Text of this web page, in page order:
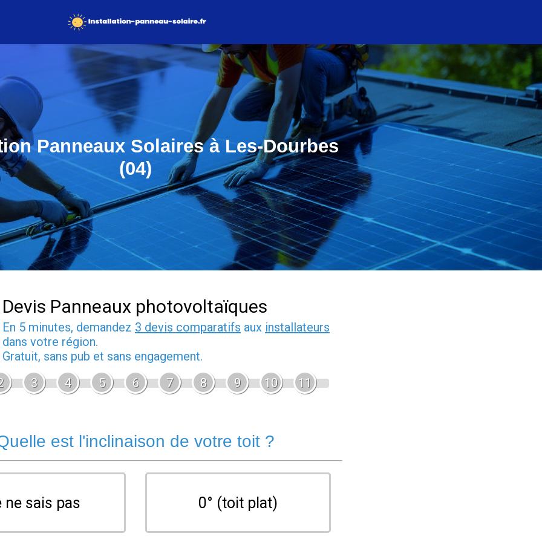
Panneaux Solaires à Les-Dourbes
(04)
Devis Panneaux photovoltaïques
En 5 minutes, demandez 3 devis comparatifs aux installateurs
dans votre région.
Gratuit, sans pub et sans engagement.
3 4 5 6 7 8 9 10 11
est l'inclinaison de votre toit ?
ne sais pas 0° (toit plat)